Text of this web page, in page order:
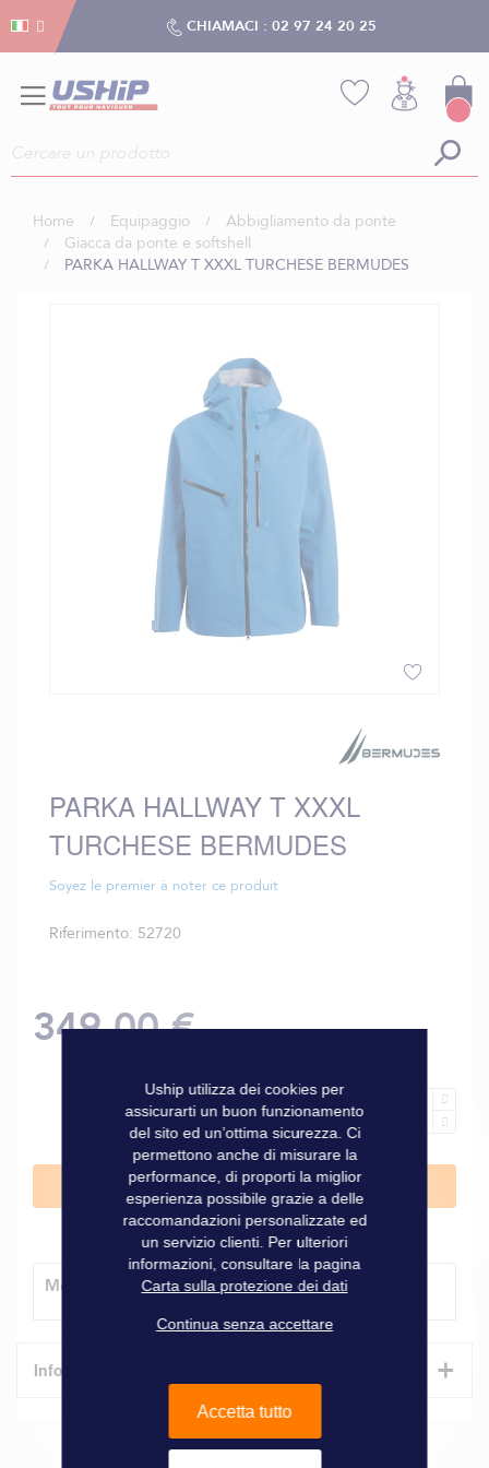
CHIAMACI : 02 97 24 20 25
Home Equipaggio
Abbigliamento da ponte
Giacca da ponte e softshell
PARKA HALLWAY T XXXL TURCHESE BERMUDES
di
immagini
PARKA HALLWAY T XXXL
TURCHESE BERMUDES
Soyez le premier à noter ce produit
Riferimento 52720
349,00 €
Aggiungi al Carrello
Modalità di consegna
Informazioni tecniche +
Caratteristiche
Gestion dei cookies
Uship utilizza dei cookies per
assicurarti un buon funzionamento
del sito ed un’ottima sicurezza. Ci
permettono anche di misurare la
performance, di proporti la miglior
esperienza possibile grazie a delle
raccomandazioni personalizzate ed
un servizio clienti. Per ulteriori
informazioni, consultare la pagina
Carta sulla protezione dei dati
Continua senza accettare
Accetta tutto
Gestion dei cookies